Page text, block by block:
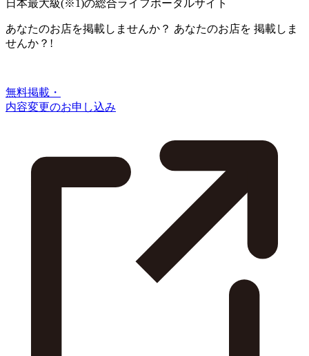
日本最大級(※1)の総合ライフポータルサイト
あなたのお店を掲載しませんか？ あなたのお店を 掲載しま
せんか？!
無料掲載・
内容変更のお申し込み